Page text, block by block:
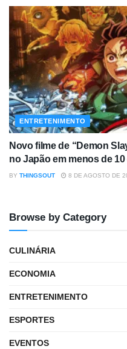
ENTRETENIMENTO
Novo filme de “Demon
no Japão em menos de
BY THINGSOUT 8 DE AGOSTO DE
Browse by Category
CULINÁRIA
ECONOMIA
ENTRETENIMENTO
ESPORTES
EVENTOS